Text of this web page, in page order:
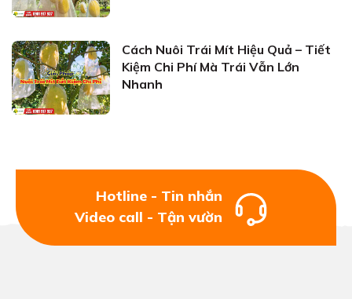
Cách Nuôi Trái Mít Hiệu Quả – Tiết
Kiệm Chi Phí Mà Trái Vẫn Lớn
Nhanh
Hotline - Tin nhắn
Video call - Tận vườn